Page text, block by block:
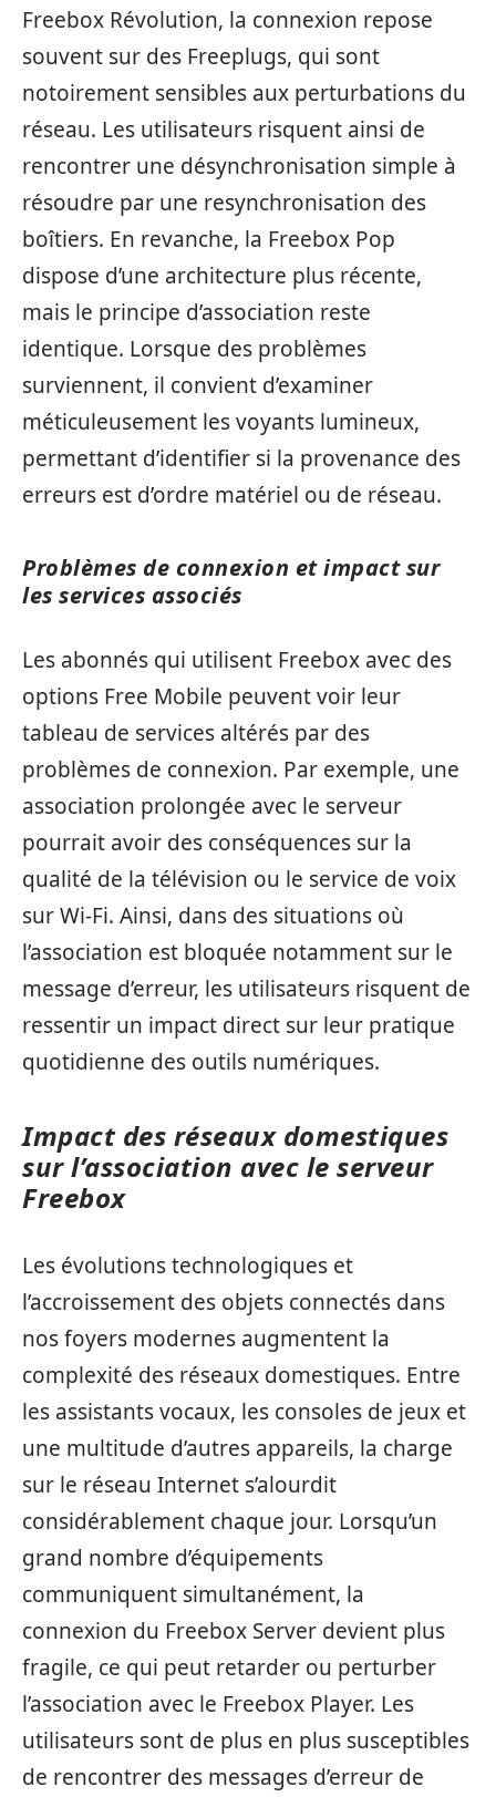
Freebox Révolution, la connexion repose
souvent sur des Freeplugs, qui sont
notoirement sensibles aux perturbations du
réseau. Les utilisateurs risquent ainsi de
rencontrer une désynchronisation simple à
résoudre par une resynchronisation des
boîtiers. En revanche, la Freebox Pop
dispose d’une architecture plus récente,
mais le principe d’association reste
identique. Lorsque des problèmes
surviennent, il convient d’examiner
méticuleusement les voyants lumineux,
permettant d’identifier si la provenance des
erreurs est d’ordre matériel ou de réseau.
Problèmes de connexion et impact sur
les services associés
Les abonnés qui utilisent Freebox avec des
options Free Mobile peuvent voir leur
tableau de services altérés par des
problèmes de connexion. Par exemple, une
association prolongée avec le serveur
pourrait avoir des conséquences sur la
qualité de la télévision ou le service de voix
sur Wi-Fi. Ainsi, dans des situations où
l’association est bloquée notamment sur le
message d’erreur, les utilisateurs risquent de
ressentir un impact direct sur leur pratique
quotidienne des outils numériques.
Impact des réseaux domestiques
sur l’association avec le serveur
Freebox
Les évolutions technologiques et
l’accroissement des objets connectés dans
nos foyers modernes augmentent la
complexité des réseaux domestiques. Entre
les assistants vocaux, les consoles de jeux et
une multitude d’autres appareils, la charge
sur le réseau Internet s’alourdit
considérablement chaque jour. Lorsqu’un
grand nombre d’équipements
communiquent simultanément, la
connexion du Freebox Server devient plus
fragile, ce qui peut retarder ou perturber
l’association avec le Freebox Player. Les
utilisateurs sont de plus en plus susceptibles
de rencontrer des messages d’erreur de